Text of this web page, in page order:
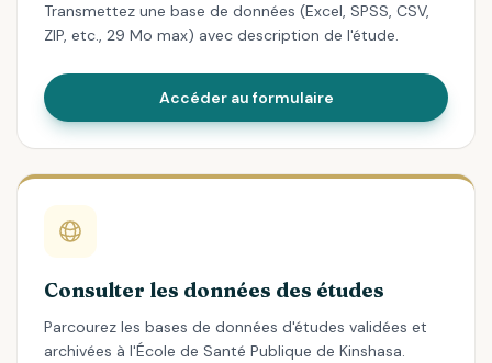
Transmettez une base de données (Excel, SPSS, CSV,
ZIP, etc., 29 Mo max) avec description de l'étude.
Accéder au formulaire
Consulter les données des études
Parcourez les bases de données d'études validées et
archivées à l'École de Santé Publique de Kinshasa.